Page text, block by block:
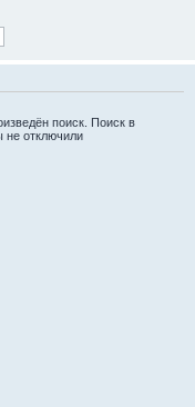
поиск. Поиск в
не отключили